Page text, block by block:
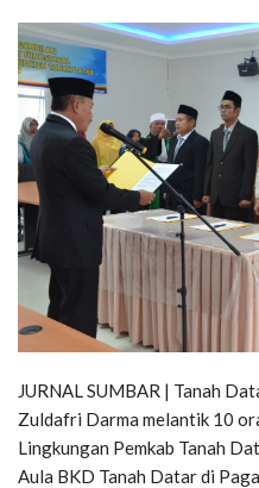
JURNAL SUMBAR | Tanah
Zuldafri Darma melantik 10
Lingkungan Pemkab Tanah
Aula BKD Tanah Datar di